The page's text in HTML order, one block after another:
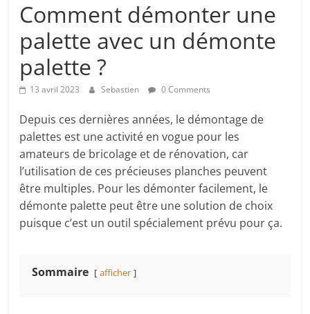
Comment démonter une
palette avec un démonte
palette ?
13 avril 2023 Sebastien 0 Comments
Depuis ces dernières années, le démontage de
palettes est une activité en vogue pour les
amateurs de bricolage et de rénovation, car
l’utilisation de ces précieuses planches peuvent
être multiples. Pour les démonter facilement, le
démonte palette peut être une solution de choix
puisque c’est un outil spécialement prévu pour ça.
Sommaire afficher